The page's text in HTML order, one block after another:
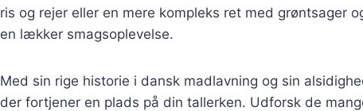
ris og rejer eller en mere kompleks ret med grøntsager
en lækker smagsoplevelse.
Med sin rige historie i dansk madlavning og sin
der fortjener en plads på din tallerken. Udforsk de